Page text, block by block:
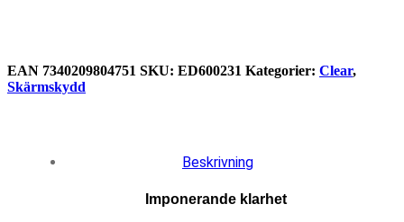
EAN 7340209804751 SKU: ED600231 Kategorier: Clear,
Skärmskydd
Beskrivning
Imponerande klarhet